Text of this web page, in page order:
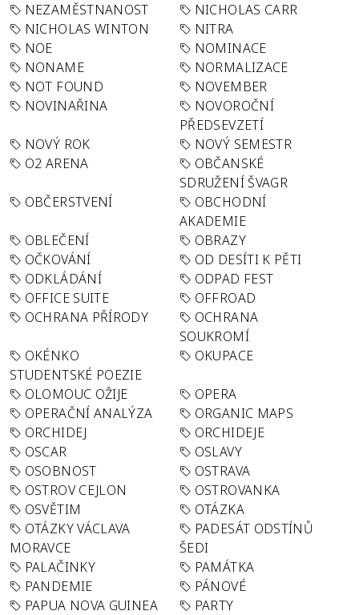
NEZAMĚSTNANOST
NICHOLAS CARR
NICHOLAS WINTON
NITRA
NOE
NOMINACE
NONAME
NORMALIZACE
NOT FOUND
NOVEMBER
NOVINAŘINA
NOVOROČNÍ
PŘEDSEVZETÍ
NOVÝ ROK
NOVÝ SEMESTR
O2 ARENA
OBČANSKÉ
SDRUŽENÍ ŠVAGR
OBČERSTVENÍ
OBCHODNÍ
AKADEMIE
OBLEČENÍ
OBRAZY
OČKOVÁNÍ
OD DESÍTI K PĚTI
ODKLÁDÁNÍ
ODPAD FEST
OFFICE SUITE
OFFROAD
OCHRANA PŘÍRODY
OCHRANA
SOUKROMÍ
OKÉNKO
STUDENTSKÉ POEZIE
OKUPACE
OLOMOUC OŽIJE
OPERA
OPERAČNÍ ANALÝZA
ORGANIC MAPS
ORCHIDEJ
ORCHIDEJE
OSCAR
OSLAVY
OSOBNOST
OSTRAVA
OSTROV CEJLON
OSTROVANKA
OSVĚTIM
OTÁZKA
OTÁZKY VÁCLAVA
MORAVCE
PADESÁT ODSTÍNŮ
ŠEDI
PALAČINKY
PAMÁTKA
PANDEMIE
PÁNOVÉ
PAPUA NOVA GUINEA
PARTY